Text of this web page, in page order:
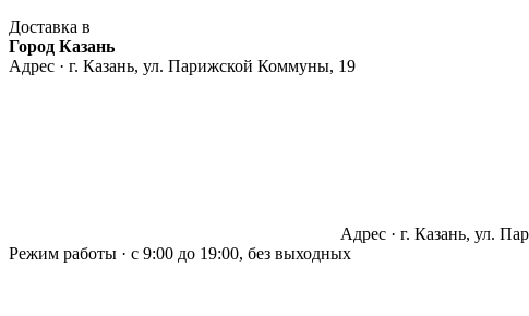
Доставка в
Город Казань
Адрес · г. Казань, ул. Парижской Коммуны, 19
Адрес · г. Казань, ул.
Режим работы · с 9:00 до 19:00, без выходных